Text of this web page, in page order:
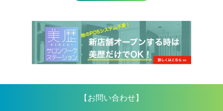
【お問い合わせ】